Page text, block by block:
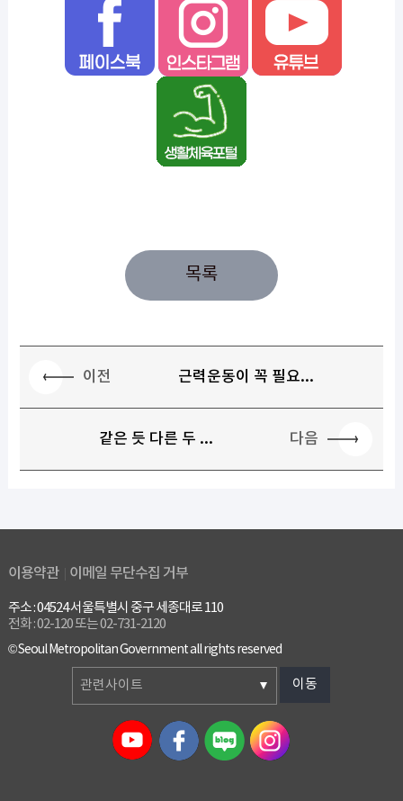
목록
이전 근력운동이 꼭 필요...
같은 듯 다른 두 ... 다음
이용약관 이메일 무단수집 거부
주소 : 04524 서울특별시 중구 세종대로 110
전화 : 02-120 또는 02-731-2120
© Seoul Metropolitan Government all rights reserved
관련사이트 이동